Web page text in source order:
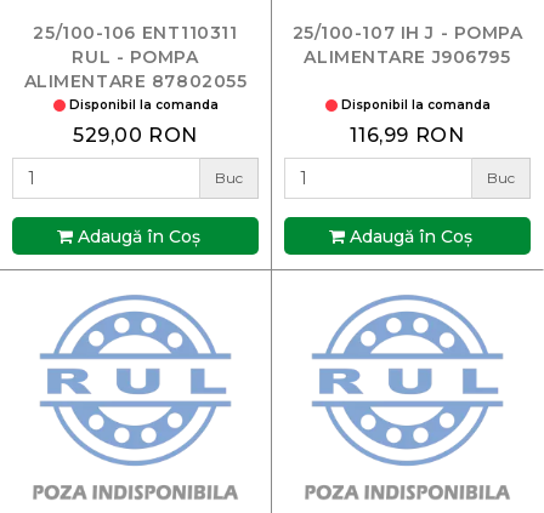
25/100-106 ENT110311
RUL - POMPA
ALIMENTARE 87802055
Disponibil la comanda
529,00 RON
Buc
Adaugă în Coş
25/100-107 IH J - POMPA
ALIMENTARE J906795
Disponibil la comanda
116,99 RON
Buc
Adaugă în Coş